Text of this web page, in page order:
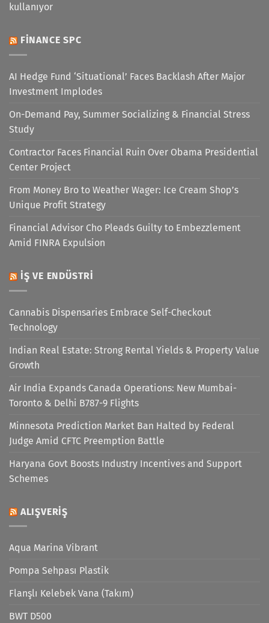
kullanıyor
FINANCE SPC
AI Hedge Fund ‘Situational’ Faces Backlash After Major
Investment Implodes
On-Demand Pay, Summer Socializing & Financial Stress
Study
Contractor Faces Financial Ruin Over Obama Presidential
Center Project
From Money Bro to Weather Wager: Ice Cream Shop’s
Unique Profit Strategy
Financial Advisor Cho Pleads Guilty to Embezzlement
Amid FINRA Expulsion
İŞ VE ENDÜSTRI
Cannabis Dispensaries Embrace Self-Checkout
Technology
Indian Real Estate: Strong Rental Yields & Property Value
Growth
Air India Expands Canada Operations: New Mumbai-
Toronto & Delhi B787-9 Flights
Minnesota Prediction Market Ban Halted by Federal
Judge Amid CFTC Preemption Battle
Haryana Govt Boosts Industry Incentives and Support
Schemes
ALIŞVERIŞ
Aqua Marina Vibrant
Pompa Sehpası Plastik
Flanşlı Kelebek Vana (Takım)
BWT D500